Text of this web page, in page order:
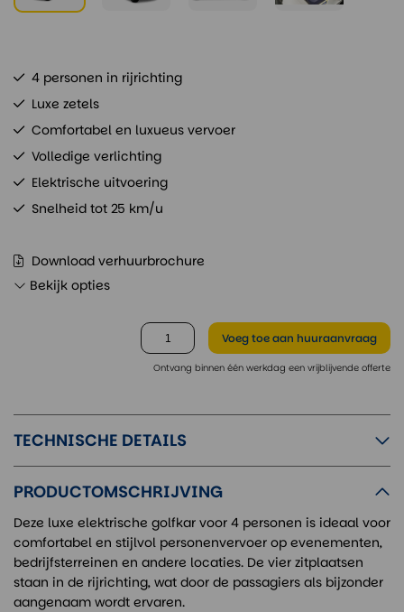
4 personen in rijrichting
Luxe zetels
Comfortabel en luxueus vervoer
Volledige verlichting
Elektrische uitvoering
Snelheid tot 25 km/u
Download verhuurbrochure
Bekijk opties
Voeg toeaan huuraanvraag
Ontvang binnen één werkdag een vrijblijvende offerte
TECHNISCHE DETAILS
PRODUCTOMSCHRIJVING
Deze luxe elektrische golfkar voor 4 personen is ideaal voor
comfortabel en stijlvol personenvervoer op evenementen,
bedrijfsterreinen en andere locaties. De vier zitplaatsen
staan in de rijrichting, wat door de passagiers als bijzonder
aangenaam wordt ervaren.